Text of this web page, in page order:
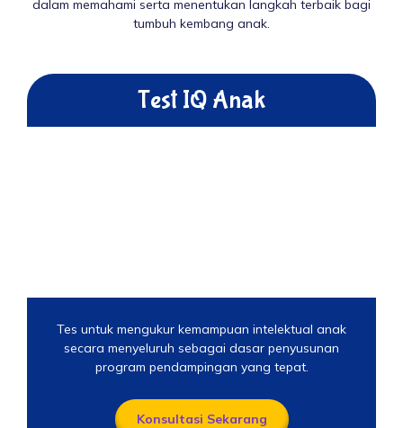
dalam memahami serta menentukan langkah terbaik bagi
tumbuh kembang anak.
Test IQ Anak
Tes untuk mengukur kemampuan intelektual anak
secara menyeluruh sebagai dasar penyusunan
program pendampingan yang tepat.
Konsultasi Sekarang